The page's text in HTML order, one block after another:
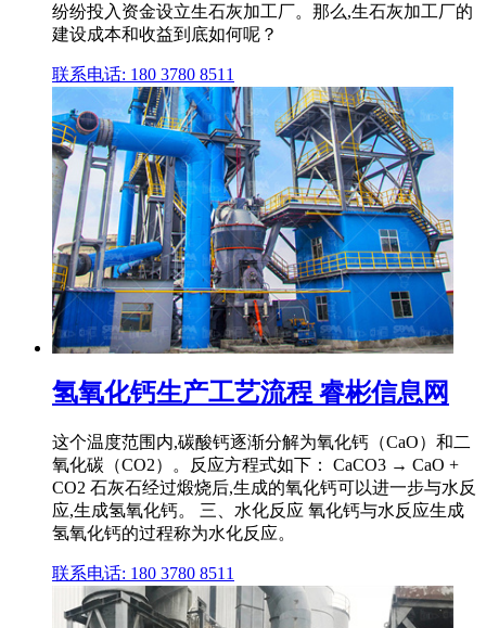
纷纷投入资金设立生石灰加工厂。那么,生石灰加工厂的
建设成本和收益到底如何呢？
联系电话: 180 3780 8511
氢氧化钙生产工艺流程 睿彬信息网
这个温度范围内,碳酸钙逐渐分解为氧化钙（CaO）和二
氧化碳（CO2）。反应方程式如下： CaCO3 → CaO +
CO2 石灰石经过煅烧后,生成的氧化钙可以进一步与水反
应,生成氢氧化钙。 三、水化反应 氧化钙与水反应生成
氢氧化钙的过程称为水化反应。
联系电话: 180 3780 8511